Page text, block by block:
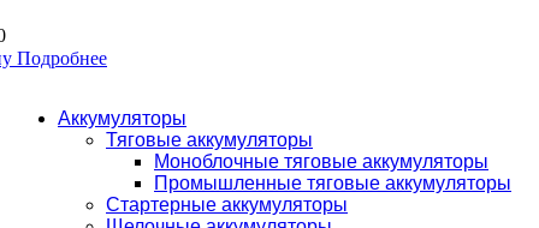
Подробнее
Аккумуляторы
Тяговые аккумуляторы
Моноблочные тяговые аккумуляторы
Промышленные тяговые аккумуляторы
Стартерные аккумуляторы